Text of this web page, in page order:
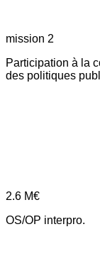
mission 2
Participation à la
des politiques
2.6 M€
OS/OP interpro.